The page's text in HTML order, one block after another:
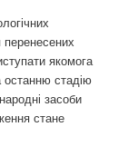
перенесених
якомога
стадію
засоби
стане